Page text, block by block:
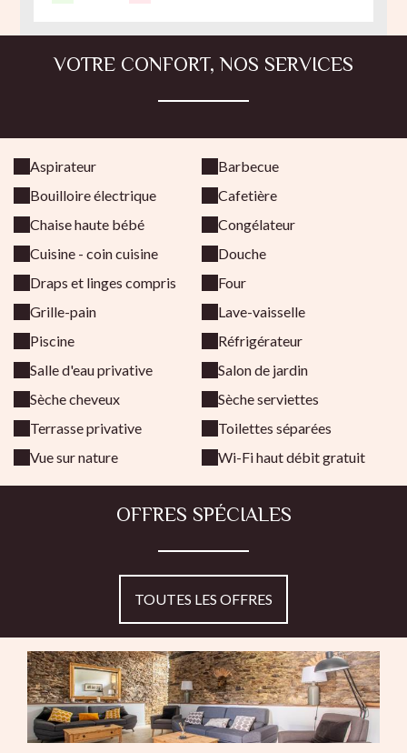
VOTRE CONFORT, NOS SERVICES
Aspirateur
Barbecue
Bouilloire électrique
Cafetière
Chaise haute bébé
Congélateur
Cuisine - coin cuisine
Douche
Draps et linges compris
Four
Grille-pain
Lave-vaisselle
Piscine
Réfrigérateur
Salle d'eau privative
Salon de jardin
Sèche cheveux
Sèche serviettes
Terrasse privative
Toilettes séparées
Vue sur nature
Wi-Fi haut débit gratuit
OFFRES SPÉCIALES
TOUTES LES OFFRES